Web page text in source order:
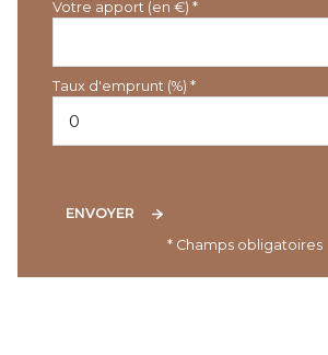
Votre apport (en €) *
Taux d'emprunt (%) *
ENVOYER
* Champs obligatoires